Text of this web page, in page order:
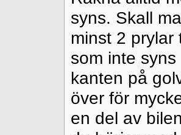
syns. Skall
minst 2 prylar
som inte
kanten på
över för
en del av